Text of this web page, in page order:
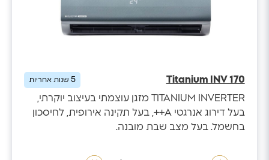
Titanium INV 170
5שנות אחריות
TITANIUM INVERTER מזגן עוצמתי בעיצוב יוקרתי,
בעל דירוג אנרגטי A++, בעל תקינה אירופית, לחיסכון
בחשמל. בעל מצב שבת מובנה.